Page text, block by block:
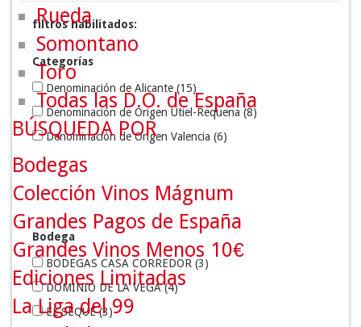
filtros habilitados:
Categorías
Denominación de Alicante (15)
Denominación de Origen Utiel-Requena (8)
Denominación de Origen Valencia (6)
Bodega
BODEGAS CASA CORREDOR (3)
DOMINIO DE LA VEGA(4)
EL SEQUÉ(3)
Rueda
Somontano
Toro
Todas las D.O. de España
BÚSQUEDA POR
Bodegas
Colección Vinos Mágnum
Grandes Pagos de España
Grandes Vinos Menos 10€
Ediciones Limitadas
La Liga del 99